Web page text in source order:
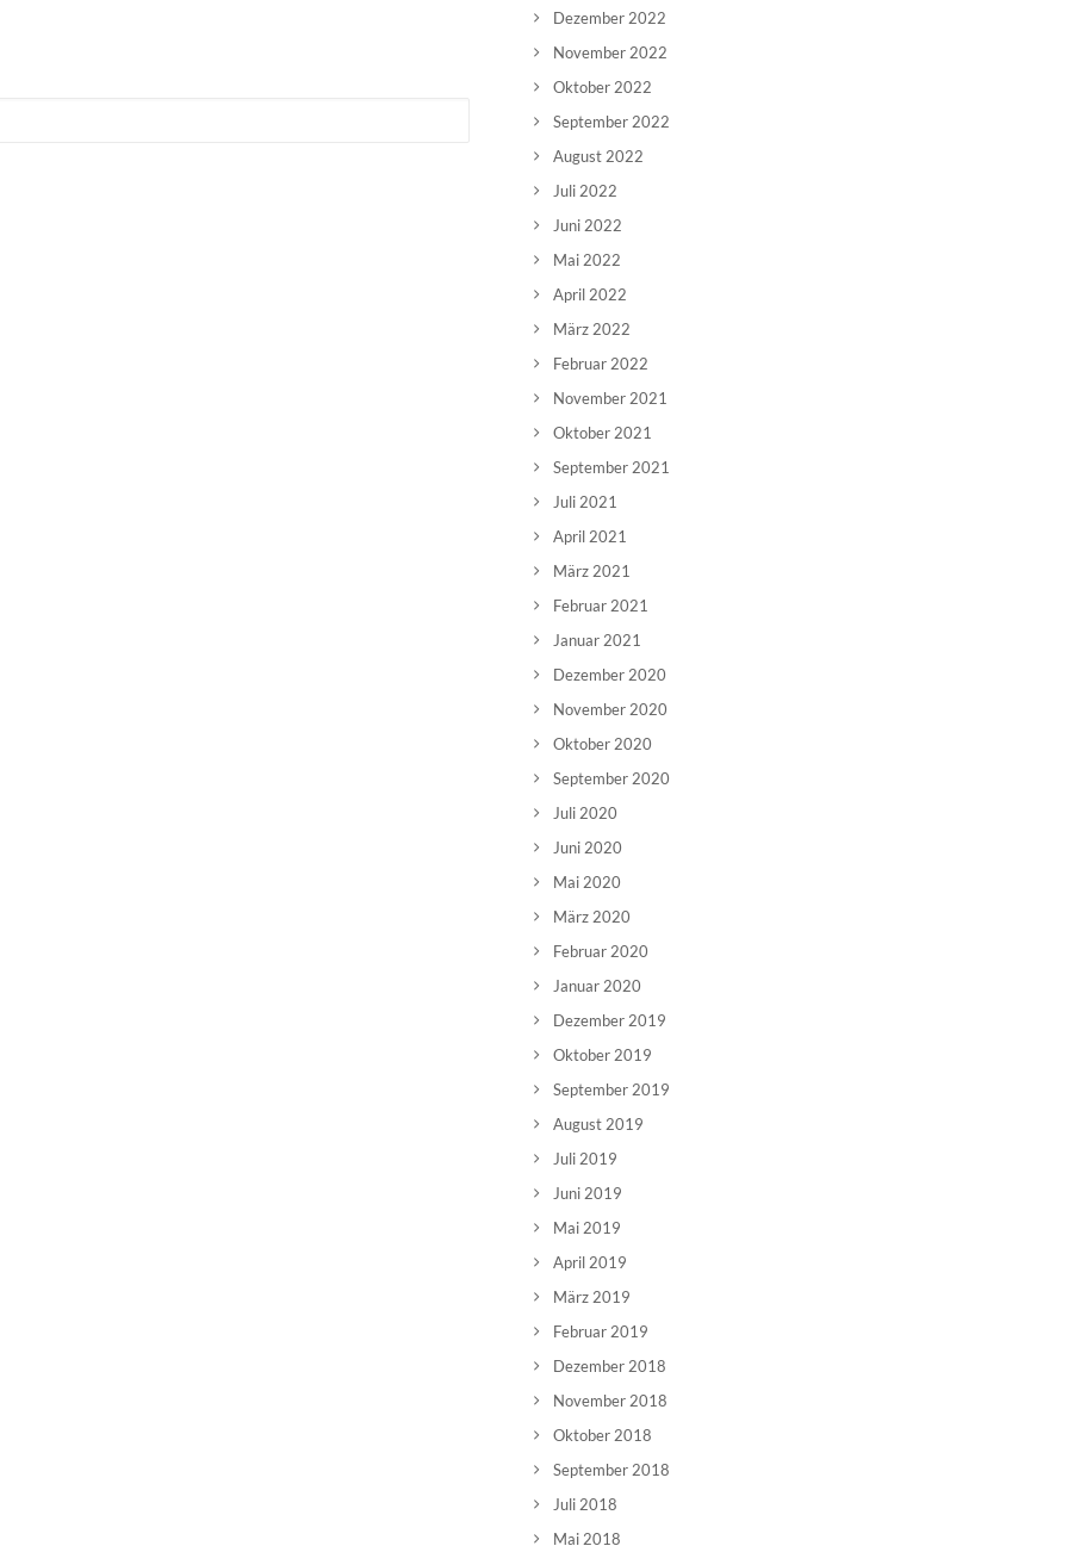
Dezember 2022
November 2022
Oktober 2022
September 2022
August 2022
Juli 2022
Juni 2022
Mai 2022
April 2022
März 2022
Februar 2022
November 2021
Oktober 2021
September 2021
Juli 2021
April 2021
März 2021
Februar 2021
Januar 2021
Dezember 2020
November 2020
Oktober 2020
September 2020
Juli 2020
Juni 2020
Mai 2020
März 2020
Februar 2020
Januar 2020
Dezember 2019
Oktober 2019
September 2019
August 2019
Juli 2019
Juni 2019
Mai 2019
April 2019
März 2019
Februar 2019
Dezember 2018
November 2018
Oktober 2018
September 2018
Juli 2018
Mai 2018